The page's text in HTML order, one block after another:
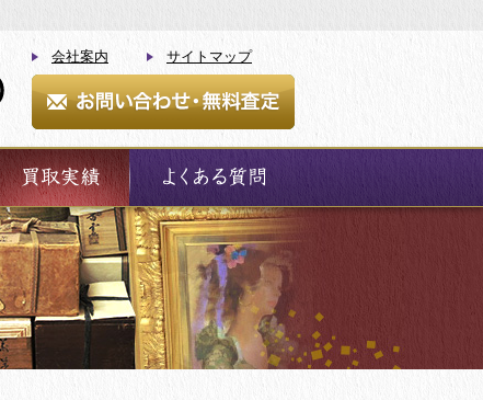
会社案内 サイトマップ